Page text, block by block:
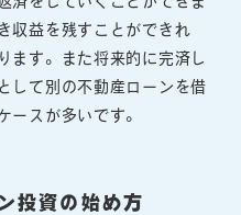
収益を残すことができれ
ます。また将来的に完済し
して別の不動産ローンを借
ースが多いです。
投資の始め方